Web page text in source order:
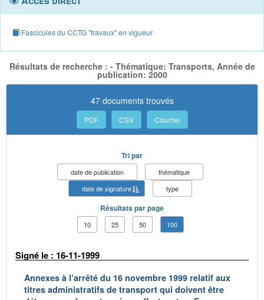
Fascicules du CCTG "travaux" en vigueur
Résultats de recherche : - Thématique: Transports, Année de
publication: 2000
47 documents trouvés
PDF CSV Courriel
Tri par
date de publication
thématique
date de signature
type
Résultats par page
10 25 50 100
Signé le : 16-11-1999
Annexes à l’arrêté du 16 novembre 1999 relatif aux
titres administratifs de transport qui doivent être